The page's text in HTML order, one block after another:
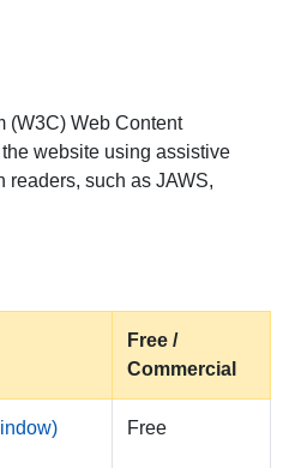
(W3C) Web Content
website using assistive
readers, such as JAWS,
Free /
Commercial
Free